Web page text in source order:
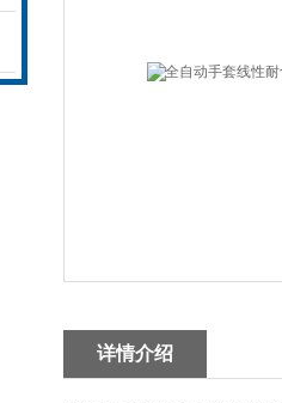
详情介绍